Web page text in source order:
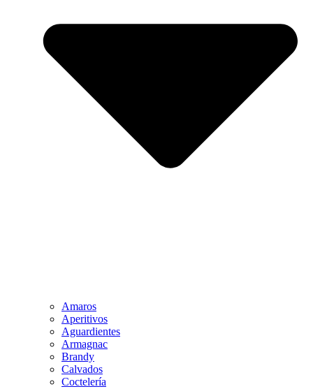
Amaros
Aperitivos
Aguardientes
Armagnac
Brandy
Calvados
Coctelería